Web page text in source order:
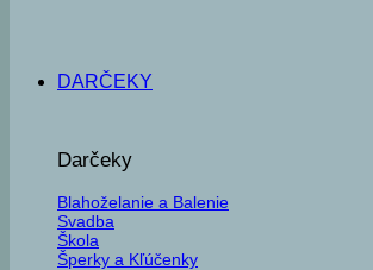
DARČEKY
Darčeky
Blahoželanie a Balenie
Svadba
Škola
Šperky a Kľúčenky